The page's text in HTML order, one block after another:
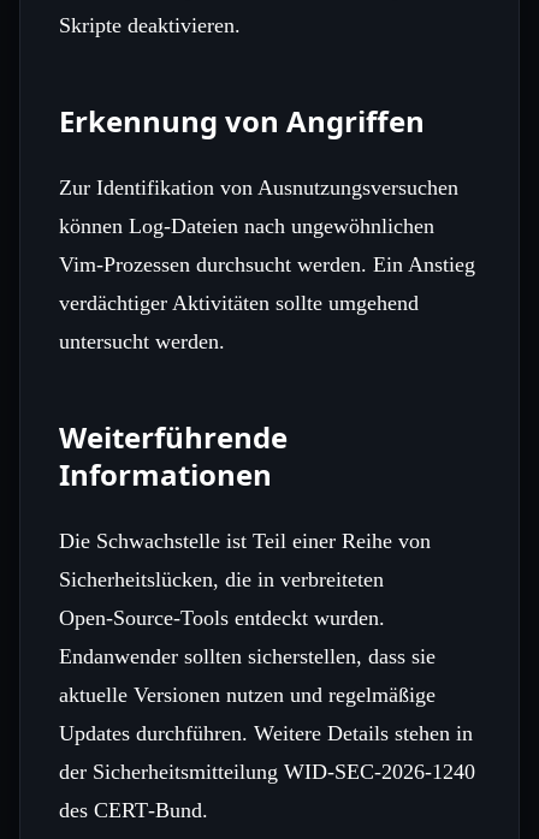
Skripte deaktivieren.
Erkennung von Angriffen
Zur Identifikation von Ausnutzungsversuchen
können Log‑Dateien nach ungewöhnlichen
Vim‑Prozessen durchsucht werden. Ein Anstieg
verdächtiger Aktivitäten sollte umgehend
untersucht werden.
Weiterführende
Informationen
Die Schwachstelle ist Teil einer Reihe von
Sicherheitslücken, die in verbreiteten
Open‑Source‑Tools entdeckt wurden.
Endanwender sollten sicherstellen, dass sie
aktuelle Versionen nutzen und regelmäßige
Updates durchführen. Weitere Details stehen in
der Sicherheitsmitteilung WID-SEC-2026-1240
des CERT‑Bund.